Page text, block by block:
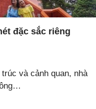
đặc sắc riêng
và cảnh quan, nhà